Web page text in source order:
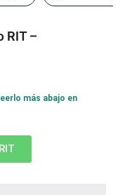
RIT –
más abajo en